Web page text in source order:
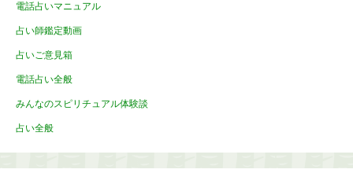
電話占いマニュアル
占い師鑑定動画
占いご意見箱
電話占い全般
みんなのスピリチュアル体験談
占い全般